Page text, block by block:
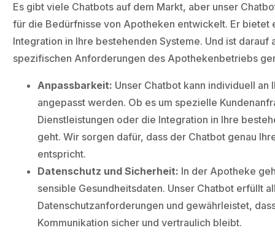
Es gibt viele Chatbots auf dem Markt, aber unser
für die Bedürfnisse von Apotheken entwickelt. Er bietet
Integration in Ihre bestehenden Systeme. Und ist darauf
spezifischen Anforderungen des Apothekenbetriebs
Anpassbarkeit: Unser Chatbot kann individuell an
angepasst werden. Ob es um spezielle
Dienstleistungen oder die Integration in Ihre
geht. Wir sorgen dafür, dass der Chatbot genau
entspricht.
Datenschutz und Sicherheit: In der Apotheke
sensible Gesundheitsdaten. Unser Chatbot erfüllt
Datenschutzanforderungen und gewährleistet,
Kommunikation sicher und vertraulich bleibt.